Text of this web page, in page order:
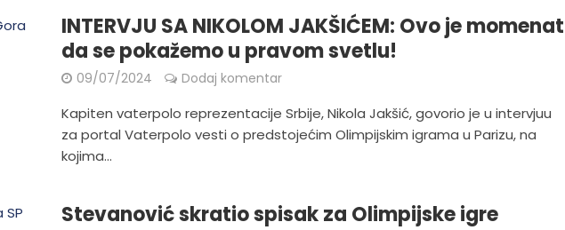
INTERVJU SA NIKOLOM JAKŠIĆEM: Ovo je momenat
da se pokažemo u pravom svetlu!
09/07/2024 Dodaj komentar
Kapiten vaterpolo reprezentacije Srbije, Nikola Jakšić, govorio je u intervjuu
za portal Vaterpolo vesti o predstojećim Olimpijskim igrama u Parizu, na
kojima...
Stevanović skratio spisak za Olimpijske igre